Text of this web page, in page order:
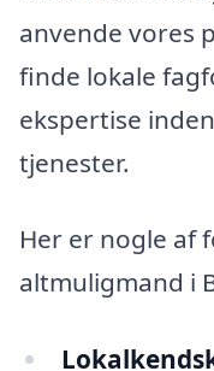
anvende vores
finde lokale
ekspertise
tjenester.
Her er nogle af
altmuligmand i